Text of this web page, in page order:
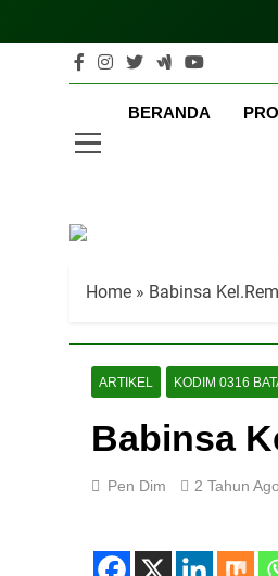
BERANDA
Home » Babinsa
ARTIKEL KODIM 0316
Babinsa
Pen Dim 2 Tahun Ago